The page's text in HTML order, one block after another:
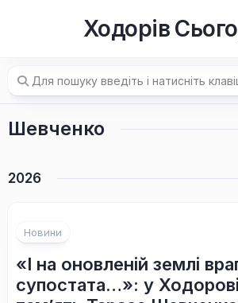
Ходорів
Шевченко
2026
Новини
«І на оновленій землі
супостата…»: у